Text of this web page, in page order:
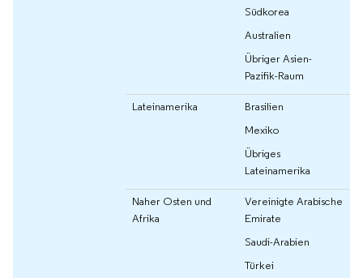
Südkorea
Australien
Übriger Asien-
Pazifik-Raum
Lateinamerika
Brasilien
Mexiko
Übriges
Lateinamerika
Naher Osten und
Afrika
Vereinigte Arabische
Emirate
Saudi-Arabien
Türkei